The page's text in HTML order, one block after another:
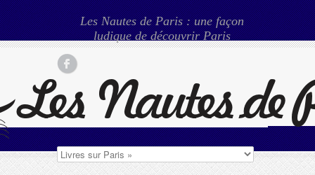
Les Nautes de Paris : une façon
ludique de découvrir Paris